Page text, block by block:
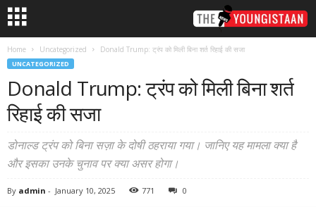
Home Uncategorized Donald Trump: ट्रंप को मिली बिना शर्त रिहाई की सजा
UNCATEGORIZED
Donald Trump: ट्रंप को मिली बिना शर्त
रिहाई की सजा
डोनाल्ड ट्रंप को बिना सज़ा के दोषी ठहराया गया। जानिए यह मामला क्या है
और इसका उनके चुनाव पर क्या असर होगा।
By admin - January 10, 2025 771 0